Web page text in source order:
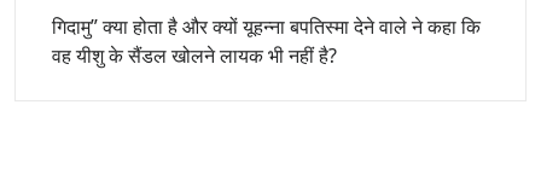
गिदामु” क्या होता है और क्यों यूहन्ना बपतिस्मा देने वाले ने कहा कि
वह यीशु के सैंडल खोलने लायक भी नहीं है?